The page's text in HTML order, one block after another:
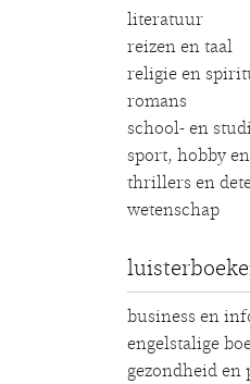
literatuur
reizen en taal
religie en
romans
school- en
sport, hobby
thrillers en
wetenschap
business en
engelstalige
gezondheid en